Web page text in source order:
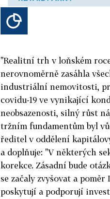
"Realitní trh v loňském
nerovnoměrně zasáhla
industriální nemovitosti,
covidu-19 ve vynikající
neobsazenosti, silný růst
tržním fundamentům byl
ředitel v oddělení
a doplňuje: "V některých
korekce. Zásadní bude
se začaly zvyšovat a
poskytují a podporují